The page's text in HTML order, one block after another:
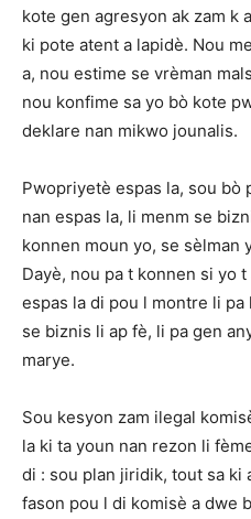
kote gen agresyon ak zam k
ki pote atent a lapidè. Nou
a, nou estime se vrèman
nou konfime sa yo bò kote
deklare nan mikwo jounalis.
Pwopriyetè espas la, sou bò
nan espas la, li menm se
konnen moun yo, se sèlman
Dayè, nou pa t konnen si yo
espas la di pou l montre li pa
se biznis li ap fè, li pa gen
marye.
Sou kesyon zam ilegal
la ki ta youn nan rezon li
di : sou plan jiridik, tout sa ki
fason pou l di komisè a dwe